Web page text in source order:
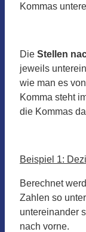
Kommas
Die Stellen
jeweils
wie man es
Komma steht
die Kommas
Beispiel 1:
Berechnet
Zahlen so
untereinander
nach vorne.